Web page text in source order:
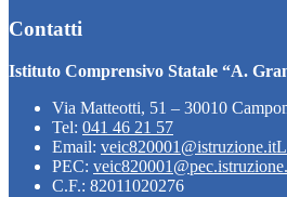
Contatti
Istituto Comprensivo Statale “A.
Via Matteotti, 51 – 30010
Tel: 041 46 21 57
Email: veic820001@istruzione.it
PEC:
C.F.: 82011020276